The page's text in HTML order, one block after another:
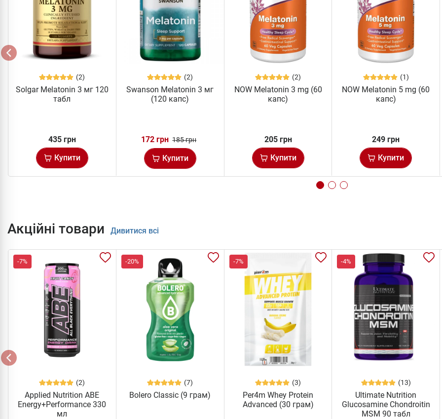
(2)
Solgar Melatonin 3 мг 120
табл
435 грн
Купити
(2)
Swanson Melatonin 3 мг
(120 капс)
172 грн 185 грн
Купити
(2)
NOW Melatonin 3 mg (60
капс)
205 грн
Купити
(1)
NOW Melatonin 5 mg (60
капс)
249 грн
Купити
Акційні товари Дивитися всі
-7%
(2)
Applied Nutrition ABE
Energy+Performance 330
мл
-20%
(7)
Bolero Classic (9 грам)
-7%
(3)
Per4m Whey Protein
Advanced (30 грам)
-4%
(13)
Ultimate Nutrition
Glucosamine Chondroitin
MSM 90 табл